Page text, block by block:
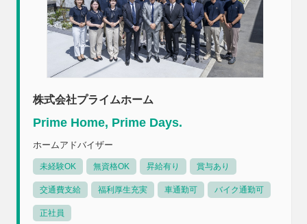
株式会社プライムホーム
Prime Home, Prime Days.
ホームアドバイザー
未経験OK 無資格OK 昇給有り 賞与あり
交通費支給 福利厚生充実 車通勤可 バイク通勤可
正社員